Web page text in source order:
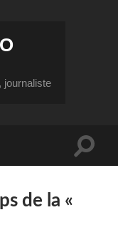
journaliste
Toggle
de la «